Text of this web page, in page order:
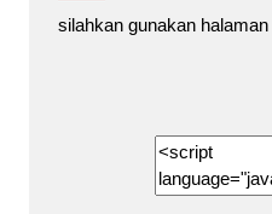
silahkan gunakan halaman